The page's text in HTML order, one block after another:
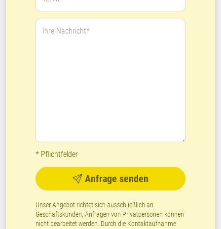
Ihre Nachricht*
* Pflichtfelder
Anfrage senden
Unser Angebot richtet sich ausschließlich an
Geschäftskunden, Anfragen von Privatpersonen können
nicht bearbeitet werden. Durch die Kontaktaufnahme